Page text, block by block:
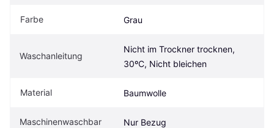
Farbe Grau
Waschanleitung
Nicht im Trockner trocknen,
30ºC, Nicht bleichen
Material Baumwolle
Maschinenwaschbar Nur Bezug